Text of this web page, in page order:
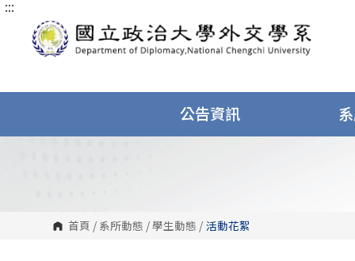
跳
塊
:::
公告資訊
首頁 / 系所動態 /學生動態 / 活動花絮